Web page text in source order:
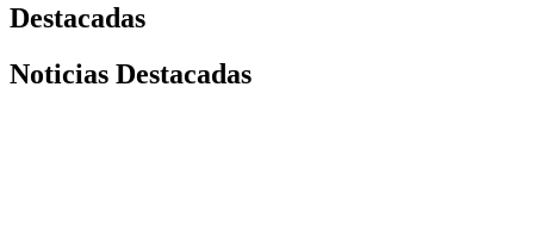
Destacadas
Noticias Destacadas